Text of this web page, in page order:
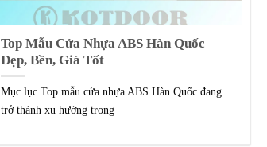
Top Mẫu Cửa Nhựa ABS Hàn Quốc
Đẹp, Bền, Giá Tốt
Mục lục Top mẫu cửa nhựa ABS Hàn Quốc đang
trở thành xu hướng trong